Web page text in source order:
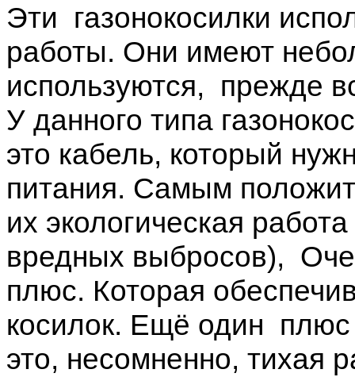
Эти газонокосилки
работы. Они имеют
используются, прежде
У данного типа
это кабель, который
питания. Самым
их экологическая
вредных выбросов),
плюс. Которая
косилок. Ещё один плюс
это, несомненно, тихая